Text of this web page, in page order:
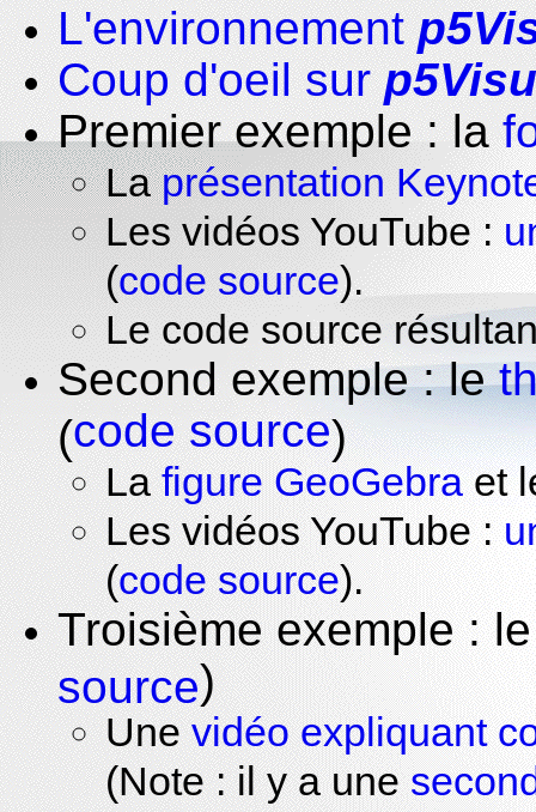
L'environnement
Coup d'oeil sur
Premier exemple : la
Laprésentation
Les vidéos YouTube :
(code source).
Le code source
Second exemple : le
(code source)
La figure GeoGebra et
Les vidéos YouTube :
(code source).
Troisième exemple :
source)
Une vidéo expliquant
(Note : il y a une